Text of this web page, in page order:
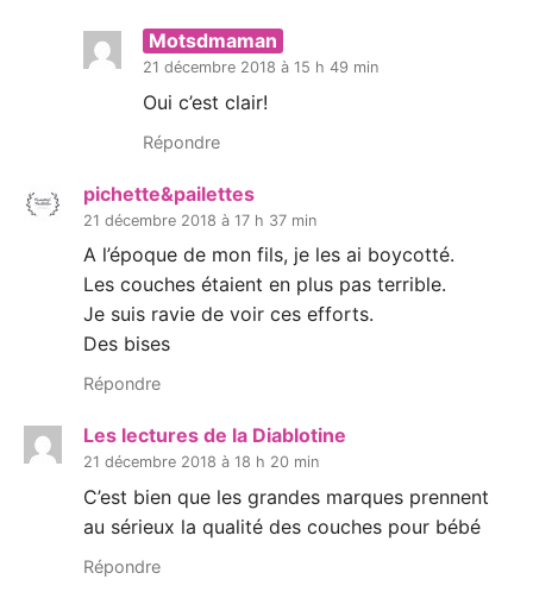
Motsdmaman
21 décembre 2018 à 15 h 49 min
Oui c’est clair!
Répondre
pichette&pailettes
21 décembre 2018 à 17 h 37 min
A l’époque de mon fils, je les ai boycotté.
Les couches étaient en plus pas terrible.
Je suis ravie de voir ces efforts.
Des bises
Répondre
Les lectures de la Diablotine
21 décembre 2018 à 18 h 20 min
C’est bien que les grandes marques prennent
au sérieux la qualité des couches pour bébé
Répondre